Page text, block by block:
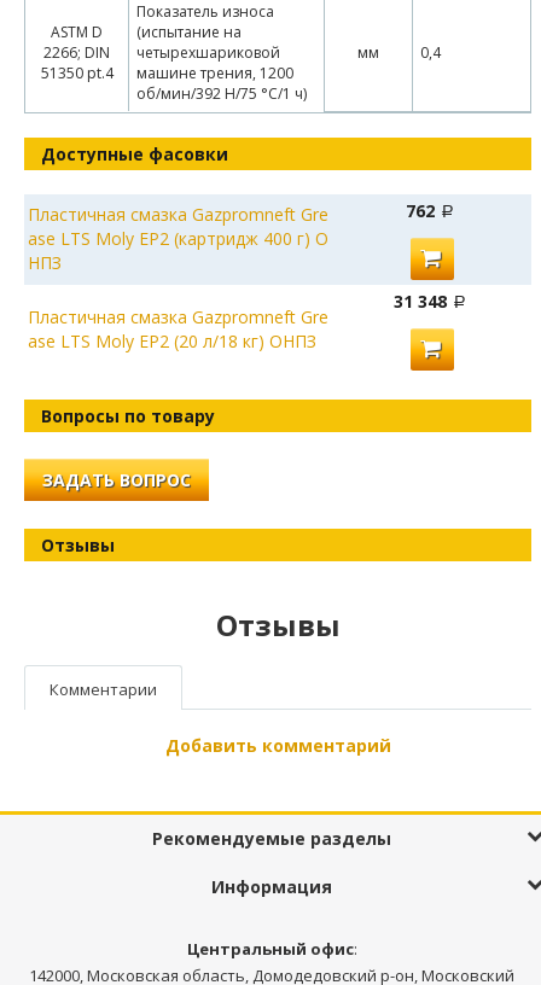
ASTM D
2266; DIN
51350 pt.4
Показатель износа
(испытание на
четырехшариковой
машине трения, 1200
об/мин/392 Н/75 °C/1 ч)
мм 0,4
Доступные фасовки
Пластичная смазка Gazpromneft Gre
ase LTS Moly EP2 (картридж 400 г) О
НПЗ
762
Пластичная смазка Gazpromneft Gre
ase LTS Moly EP2 (20 л/18 кг) ОНПЗ
31 348
Вопросы по товару
ЗАДАТЬ ВОПРОС
Отзывы
Отзывы
Комментарии
Добавить комментарий
Рекомендуемые разделы
Информация
Центральный офис:
142000, Московская область, Домодедовский р-он, Московский